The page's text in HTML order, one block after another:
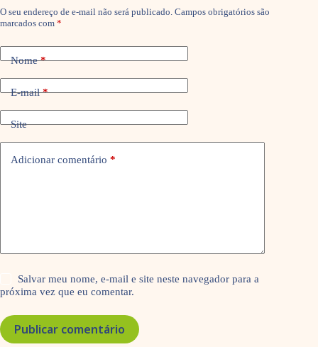
O seu endereço de e-mail não será publicado. Campos obrigatórios são
marcados com *
Nome*
E-mail*
Site
Adicionar comentário *
Salvar meu nome, e-mail e site neste navegador para a
próxima vez que eu comentar.
Publicar comentário